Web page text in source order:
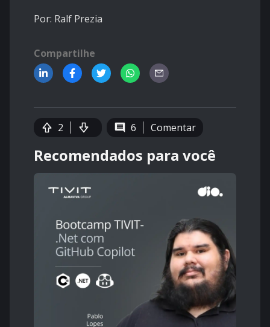
Por: Ralf Prezia
Compartilhe
2 6 Comentar
Recomendados para você